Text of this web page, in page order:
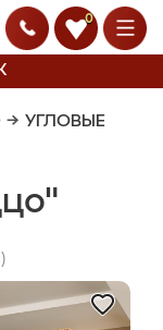
0
→ УГЛОВЫЕ